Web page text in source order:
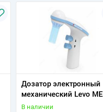
Дозатор электронный
механический Levo ME
(0,1-100 мл.)
В наличии